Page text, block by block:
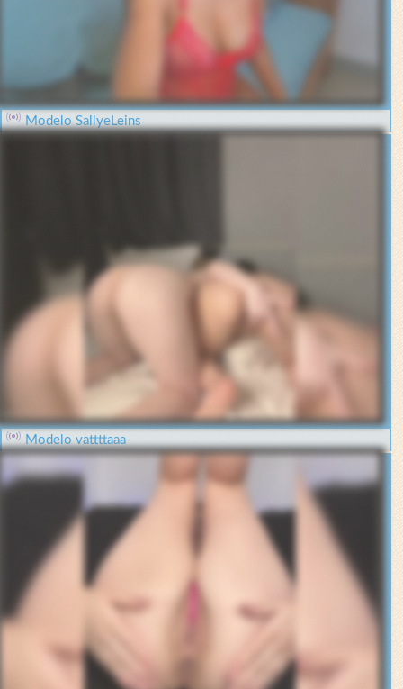
Modelo SallyeLeins
Modelo vattttaaa